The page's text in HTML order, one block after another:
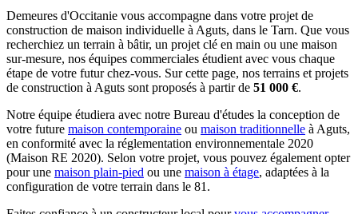
Demeures d'Occitanie vous accompagne dans votre projet de
construction de maison individuelle à Aguts, dans le Tarn. Que vous
recherchiez un terrain à bâtir, un projet clé en main ou une maison
sur-mesure, nos équipes commerciales étudient avec vous chaque
étape de votre futur chez-vous. Sur cette page, nos terrains et projets
de construction à Aguts sont proposés à partir de 51 000 €.
Notre équipe étudiera avec notre Bureau d'études la conception de
votre future maison contemporaine ou maison traditionnelle à Aguts,
en conformité avec la réglementation environnementale 2020
(Maison RE 2020). Selon votre projet, vous pouvez également opter
pour une maison plain-pied ou une maison à étage, adaptées à la
configuration de votre terrain dans le 81.